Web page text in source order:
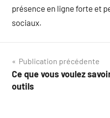
présence en ligne forte et
sociaux.
Navigation
de
Publication précédente
Ce que vous voulez
outils